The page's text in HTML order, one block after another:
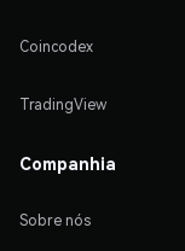
Coincodex
TradingView
Companhia
Sobre nós